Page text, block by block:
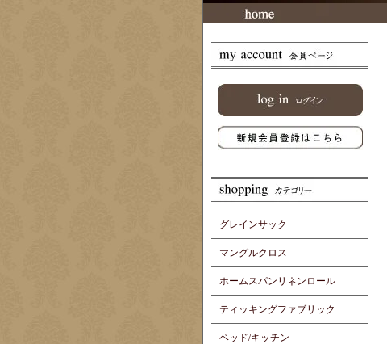
グレインサック
マングルクロス
ホームスパンリネンロール
ティッキングファブリック
ベッド/キッチン